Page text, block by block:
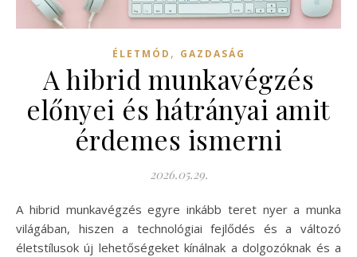
ÉLETMÓD , GAZDASÁG
A hibrid munkavégzés
előnyei és hátrányai amit
érdemes ismerni
2026.05.29.
A hibrid munkavégzés egyre inkább teret nyer a munka
világában, hiszen a technológiai fejlődés és a változó
életstílusok új lehetőségeket kínálnak a dolgozóknak és a